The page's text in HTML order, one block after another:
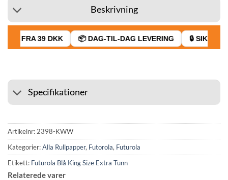
Beskrivning
FRA 39 DKK 📦 DAG-TIL-DAG LEVERING 🔒 SIKKER
Specifikationer
Artikelnr: 2398-KWW
Kategorier:Alla Rullpapper, Futorola, Futurola
Etikett: Futurola Blå King Size Extra Tunn
Relaterede varer